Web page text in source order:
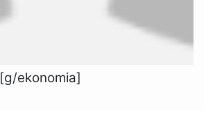
[g/ekonomia]